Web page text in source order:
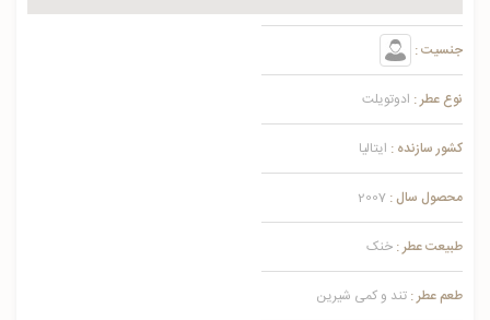
جنسیت :
نوع عطر : ادوتویلت
کشور سازنده : ایتالیا
محصول سال : 2007
طبیعت عطر : خنک
طعم عطر : تند و کمی شیرین